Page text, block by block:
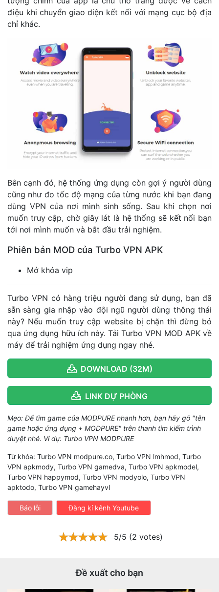
điệu khi chuyển giao diện kết nối với mạng cục bộ địa
chỉ khác.
Bên cạnh đó, hệ thống ứng dụng còn gợi ý người dùng
cũng như đo tốc độ mạng của từng nước khi bạn đang
dùng VPN của nơi mình sinh sống. Sau khi chọn nơi
muốn truy cập, chờ giây lát là hệ thống sẽ kết nối bạn
tới nơi mình muốn và bắt đầu trải nghiệm.
Phiên bản MOD của Turbo VPN APK
Mở khóa vip
Turbo VPN có hàng triệu người đang sử dụng, bạn đã
sẵn sàng gia nhập vào đội ngũ người dùng thông thái
này? Nếu muốn truy cập website bị chặn thì đừng bỏ
qua ứng dụng hữu ích này. Tải Turbo VPN MOD APK về
máy để trải nghiệm ứng dụng ngay nhé.
DOWNLOAD (32M)
LINK DỰ PHÒNG
Mẹo: Để tìm game của MODPURE nhanh hơn, bạn hãy gõ "tên
game hoặc ứng dụng + MODPURE" trên thanh tìm kiếm trình
duyệt nhé. Ví dụ: Turbo VPN MODPURE
Từ khóa: Turbo VPN modpure.co, Turbo VPN lmhmod, Turbo
VPN apkmody, Turbo VPN gamedva, Turbo VPN apkmodel,
Turbo VPN happymod, Turbo VPN modyolo, Turbo VPN
apktodo, Turbo VPN gamehayvl
Báo lỗi Đăng kí kênh Youtube
5/5 (2 votes)
Đề xuất cho bạn